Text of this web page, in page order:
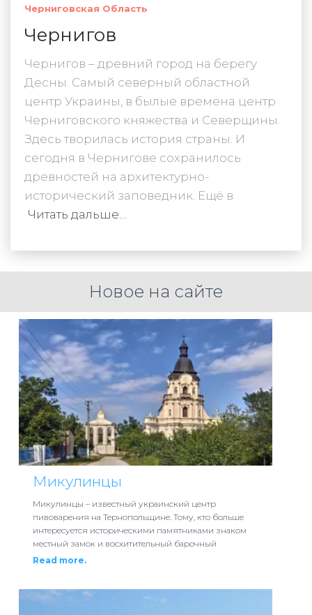
Черниговская Область
Чернигов
Чернигов – древний город на берегу
Десны. Самый северный областной
центр Украины, в былые времена центр
Черниговского княжества и Северщины.
Здесь творилась история страны. И
сегодня в Чернигове сохранилось
древностей на архитектурно-
исторический заповедник. Ещё в
Читать дальше…
Новое на сайте
Микулинцы
Микулинцы – известный украинский центр
пивоварения на Тернопольщине. Тому, кто больше
интересуется историческими памятниками знаком
местный замок и восхитительный барочный
Read more.